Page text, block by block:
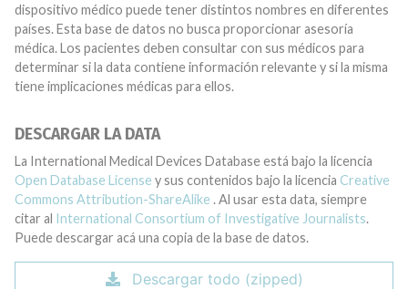
dispositivo médico puede tener distintos nombres en diferentes
países. Esta base de datos no busca proporcionar asesoría
médica. Los pacientes deben consultar con sus médicos para
determinar si la data contiene información relevante y si la misma
tiene implicaciones médicas para ellos.
DESCARGAR LA DATA
La International Medical Devices Database está bajo la licencia
Open Database License y sus contenidos bajo la licencia Creative
Commons Attribution-ShareAlike . Al usar esta data, siempre
citar al International Consortium of Investigative Journalists.
Puede descargar acá una copia de la base de datos.
Descargar todo (zipped)